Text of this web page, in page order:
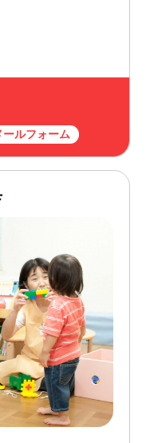
ールフォーム